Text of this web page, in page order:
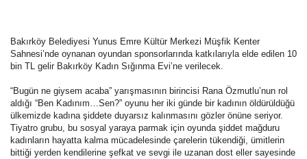
Bakırköy Belediyesi Yunus Emre Kültür Merkezi Müşfik Kenter
Sahnesi’nde oynanan oyundan sponsorlarında katkılarıyla elde edilen 10
bin TL gelir Bakırköy Kadın Sığınma Evi’ne verilecek.
“Bugün ne giysem acaba” yarışmasının birincisi Rana Özmutlu’nun rol
aldığı “Ben Kadınım…Sen?” oyunu her iki günde bir kadının öldürüldüğü
ülkemizde kadına şiddete duyarsız kalınmasını gözler önüne seriyor.
Tiyatro grubu, bu sosyal yaraya parmak için oyunda şiddet mağduru
kadınların hayatta kalma mücadelesinde çarelerin tükendiği, ümitlerin
bittiği yerden kendilerine şefkat ve sevgi ile uzanan dost eller sayesinde